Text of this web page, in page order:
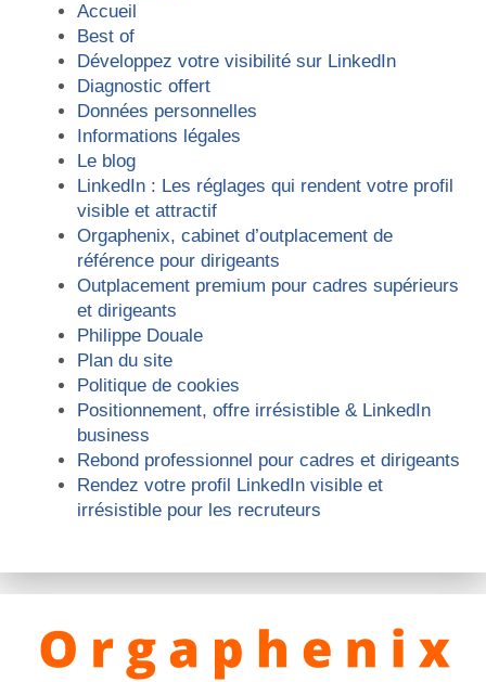
Accueil
Best of
Développez votre visibilité sur LinkedIn
Diagnostic offert
Données personnelles
Informations légales
Le blog
LinkedIn : Les réglages qui rendent votre profil
visible et attractif
Orgaphenix, cabinet d’outplacement de
référence pour dirigeants
Outplacement premium pour cadres supérieurs
et dirigeants
Philippe Douale
Plan du site
Politique de cookies
Positionnement, offre irrésistible & LinkedIn
business
Rebond professionnel pour cadres et dirigeants
Rendez votre profil LinkedIn visible et
irrésistible pour les recruteurs